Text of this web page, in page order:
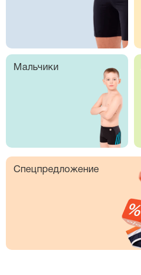
Мальчики
Спецпредложение